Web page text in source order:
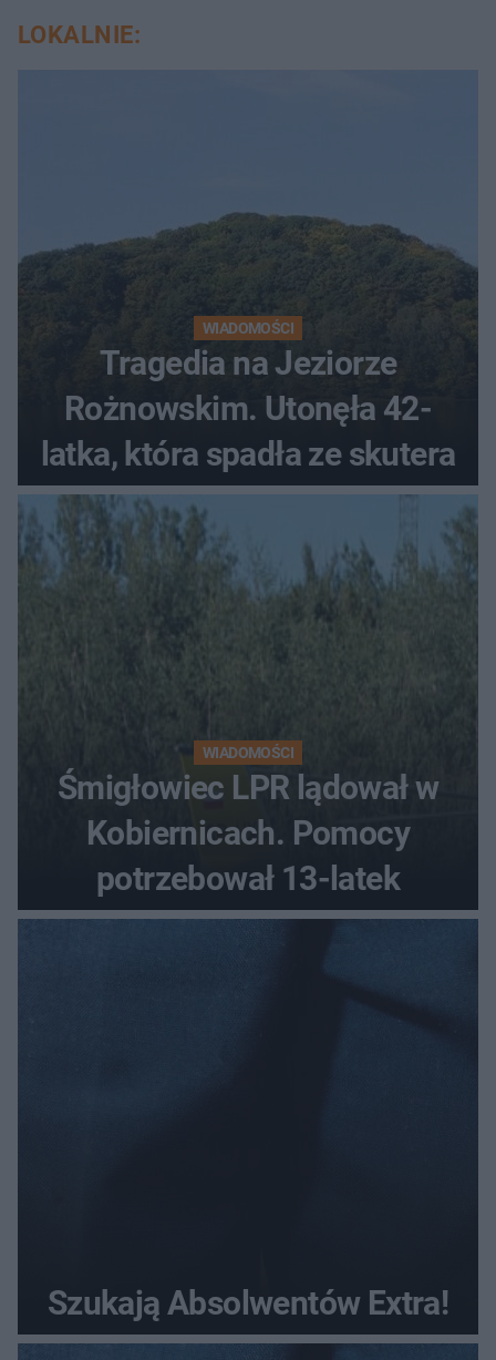
LOKALNIE:
WIADOMOŚCI
Tragedia na Jeziorze
Rożnowskim. Utonęła 42-
latka, która spadła ze skutera
WIADOMOŚCI
Śmigłowiec LPR lądował w
Kobiernicach. Pomocy
potrzebował 13-latek
Szukają Absolwentów Extra!